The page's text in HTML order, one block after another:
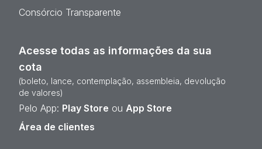
Consórcio Transparente
Acesse todas as informações da sua
cota
(boleto, lance, contemplação, assembleia, devolução
de valores)
Pelo App: Play Store ou App Store
Área de clientes